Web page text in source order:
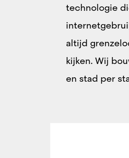
technologie
altijd
kijken. Wij
en stad per